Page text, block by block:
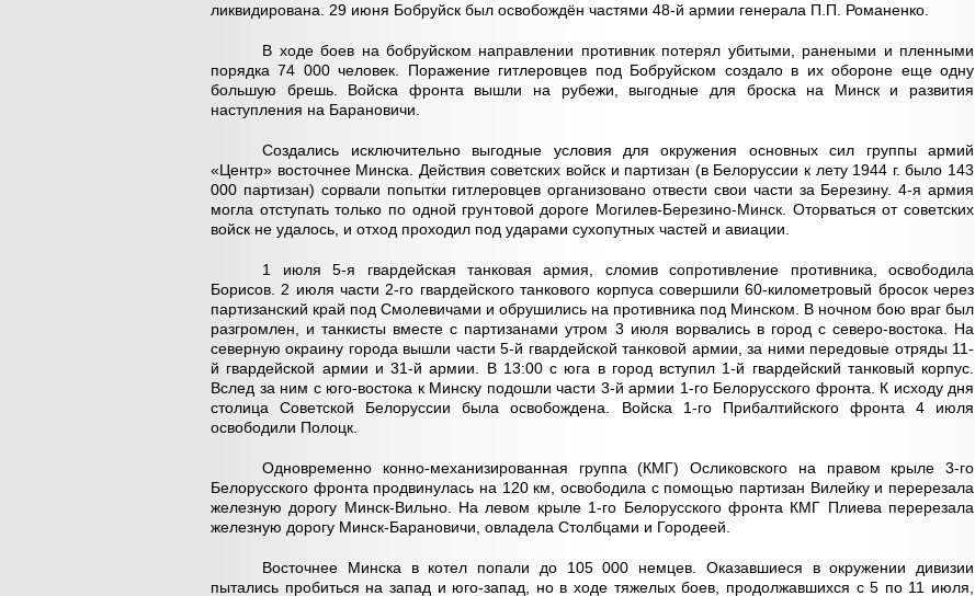
ликвидирована. 29 июня Бобруйск был освобождён частями 48-й армии генерала П.П. Романенко.
В ходе боев на бобруйском направлении противник потерял убитыми, ранеными и пленными
порядка 74 000 человек. Поражение гитлеровцев под Бобруйском создало в их обороне еще одну
большую брешь. Войска фронта вышли на рубежи, выгодные для броска на Минск и развития
наступления на Барановичи.
Создались исключительно выгодные условия для окружения основных сил группы армий
«Центр» восточнее Минска. Действия советских войск и партизан (в Белоруссии к лету 1944 г. было 143
000 партизан) сорвали попытки гитлеровцев организовано отвести свои части за Березину. 4-я армия
могла отступать только по одной грунтовой дороге Могилев-Березино-Минск. Оторваться от советских
войск не удалось, и отход проходил под ударами сухопутных частей и авиации.
1 июля 5-я гвардейская танковая армия, сломив сопротивление противника, освободила
Борисов. 2 июля части 2-го гвардейского танкового корпуса совершили 60-километровый бросок через
партизанский край под Смолевичами и обрушились на противника под Минском. В ночном бою враг был
разгромлен, и танкисты вместе с партизанами утром 3 июля ворвались в город с северо-востока. На
северную окраину города вышли части 5-й гвардейской танковой армии, за ними передовые отряды 11-
й гвардейской армии и 31-й армии. В 13:00 с юга в город вступил 1-й гвардейский танковый корпус.
Вслед за ним с юго-востока к Минску подошли части 3-й армии 1-го Белорусского фронта. К исходу дня
столица Советской Белоруссии была освобождена. Войска 1-го Прибалтийского фронта 4 июля
освободили Полоцк.
Одновременно конно-механизированная группа (КМГ) Осликовского на правом крыле 3-го
Белорусского фронта продвинулась на 120 км, освободила с помощью партизан Вилейку и перерезала
железную дорогу Минск-Вильно. На левом крыле 1-го Белорусского фронта КМГ Плиева перерезала
железную дорогу Минск-Барановичи, овладела Столбцами и Городеей.
Восточнее Минска в котел попали до 105 000 немцев. Оказавшиеся в окружении дивизии
пытались пробиться на запад и юго-запад, но в ходе тяжелых боев, продолжавшихся с 5 по 11 июля,